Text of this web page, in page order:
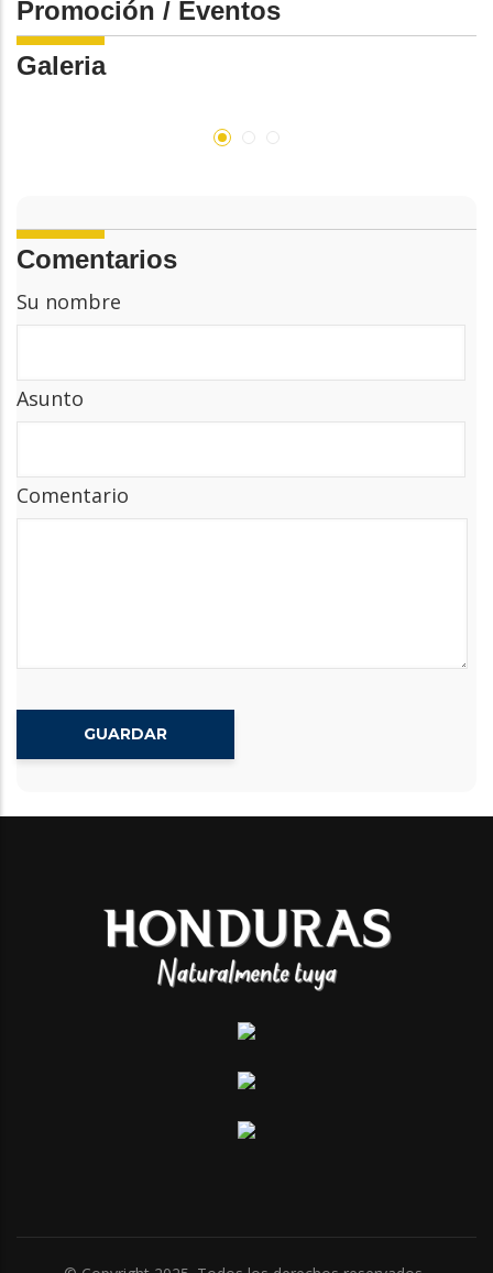
Promoción / Eventos
Galeria
Comentarios
Su nombre
Asunto
Comentario